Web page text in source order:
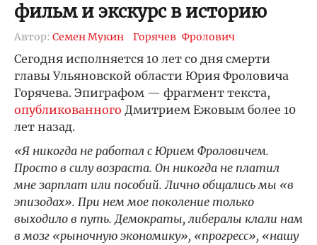
фильм и экскурс в историю
Автор: Семен Мукин Горячев Фролович
Сегодня исполняется 10 лет со дня смерти
главы Ульяновской области Юрия Фроловича
Горячева. Эпиграфом — фрагмент текста,
опубликованного Дмитрием Ежовым более 10
лет назад.
«Я никогда не работал с Юрием Фроловичем.
Просто в силу возраста. Он никогда не платил
мне зарплат или пособий. Лично общались мы «в
эпизодах». При нем мое поколение только
выходило в путь. Демократы, либералы клали нам
в мозг «рыночную экономику», «прогресс», «нашу